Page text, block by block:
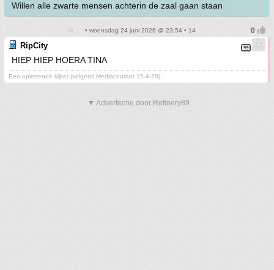
Willen alle zwarte mensen achterin de zaal gaan staan
• woensdag 24 juni 2026 @ 23:54 • 14
RipCity
HIEP HIEP HOERA TINA
Een oplettende kijker (volgens Mediacourant 15-4-20).
▼ Advertentie door Refinery89